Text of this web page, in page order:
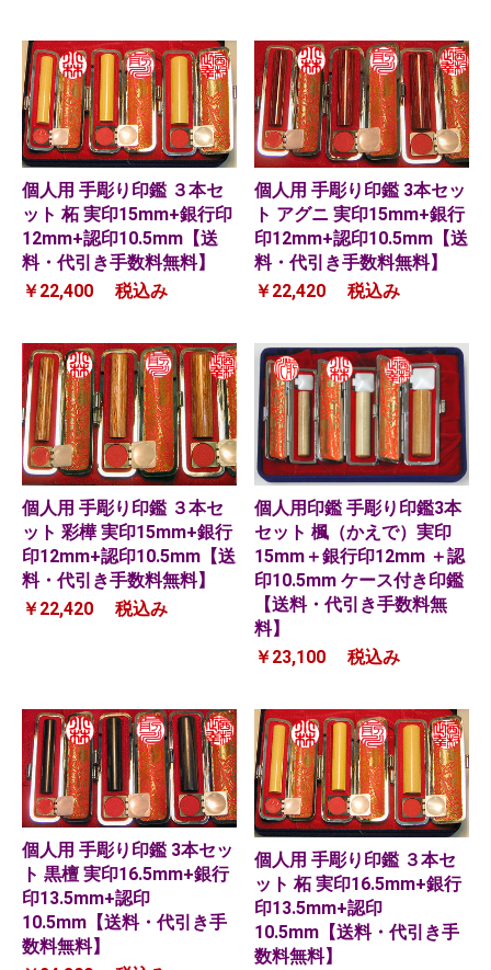
個人用 手彫り印鑑 ３本セ
ット 柘 実印15mm+銀行印
12mm+認印10.5mm【送
料・代引き手数料無料】
￥22,400
税込み
個人用 手彫り印鑑 3本セッ
ト アグニ 実印15mm+銀行
印12mm+認印10.5mm【送
料・代引き手数料無料】
￥22,420
税込み
個人用 手彫り印鑑 ３本セ
ット 彩樺 実印15mm+銀行
印12mm+認印10.5mm【送
料・代引き手数料無料】
￥22,420
税込み
個人用印鑑 手彫り印鑑3本
セット 楓（かえで）実印
15mm＋銀行印12mm ＋認
印10.5mm ケース付き印鑑
【送料・代引き手数料無
料】
￥23,100
税込み
個人用 手彫り印鑑 3本セッ
ト 黒檀 実印16.5mm+銀行
印13.5mm+認印
10.5mm【送料・代引き手
数料無料】
個人用 手彫り印鑑 ３本セ
ット 柘 実印16.5mm+銀行
印13.5mm+認印
10.5mm【送料・代引き手
数料無料】